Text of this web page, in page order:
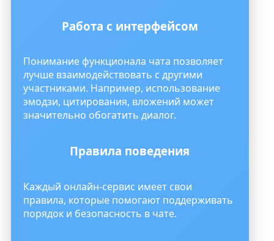
Работа с интерфейсом
Понимание функционала чата позволяет
лучше взаимодействовать с другими
участниками. Например, использование
эмодзи, цитирования, вложений может
значительно обогатить диалог.
Правила поведения
Каждый онлайн-сервис имеет свои
правила, которые помогают поддерживать
порядок и безопасность в чате.